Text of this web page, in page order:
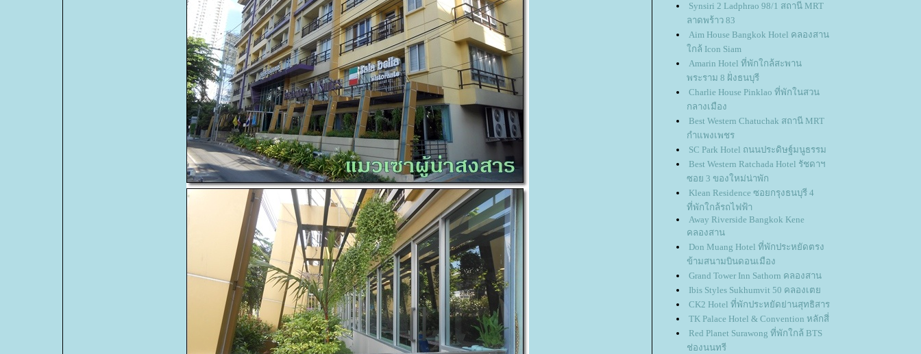
Synsiri 2 Ladphrao 98/1 สถานี MRT
ลาดพร้าว 83
Aim House Bangkok Hotel คลองสาน
กล้ Icon Siam
Amarin Hotel ที่พักใกล้สะพาน
พระราม 8 ฝั่งธนบุรี
Charlie House Pinklao ที่พักในสวน
กลางเมือง
Best Western Chatuchak สถานี MRT
กำแพงเพชร
SC Park Hotel ถนนประดิษฐ์มนูธรรม
Best Western Ratchada Hotel รัชดาฯ
ซอย 3 ของใหม่น่าพัก
Klean Residence ซอยกรุงธนบุรี 4
ที่พักใกล้รถไฟฟ้า
Away Riverside Bangkok Kene
คลองสาน
Don Muang Hotel ที่พักประหยัดตรง
ข้ามสนามบินดอนเมือง
Grand Tower Inn Sathorn คลองสาน
Ibis Styles Sukhumvit 50 คลองเต
CK2 Hotel ที่พักประหยัดย่านสุทธิสาร
TK Palace Hotel & Convention หลักสี่
Red Planet Surawong ที่พักใกล้ BTS
ช่องนนทรี